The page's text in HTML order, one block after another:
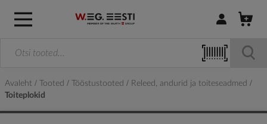
Logi sisse /
Avaleht Tooted Tööstustooted
Releed, andurid ja toiteseadmed
Toiteplokid